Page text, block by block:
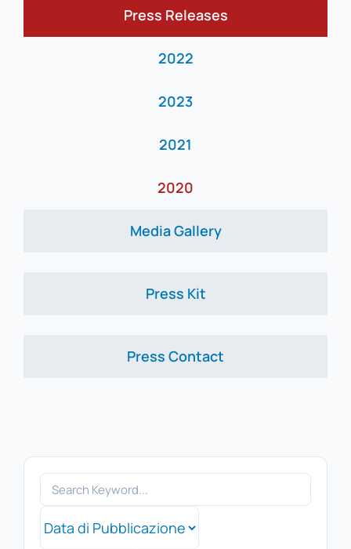
News
Press Releases
2022
2023
2021
2020
Media Gallery
Press Kit
Press Contact